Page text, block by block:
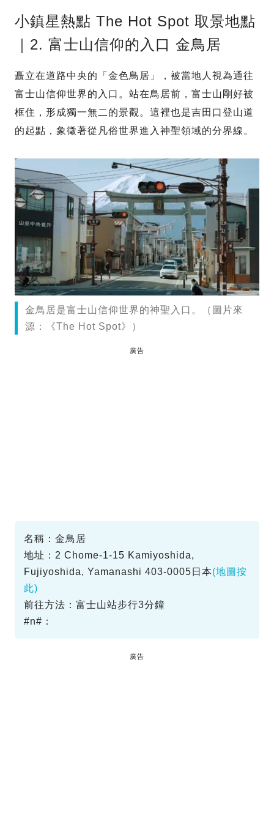
小鎮星熱點 The Hot Spot 取景地點
｜2. 富士山信仰的入口 金鳥居
矗立在道路中央的「金色鳥居」，被當地人視為通往
富士山信仰世界的入口。站在鳥居前，富士山剛好被
框住，形成獨一無二的景觀。這裡也是吉田口登山道
的起點，象徵著從凡俗世界進入神聖領域的分界線。
金鳥居是富士山信仰世界的神聖入口。（圖片來
源：《The Hot Spot》）
廣告
名稱：金鳥居
地址：2 Chome-1-15 Kamiyoshida,
Fujiyoshida, Yamanashi 403-0005日本(地圖按
此)
前往方法：富士山站步行3分鐘
#n#：
廣告